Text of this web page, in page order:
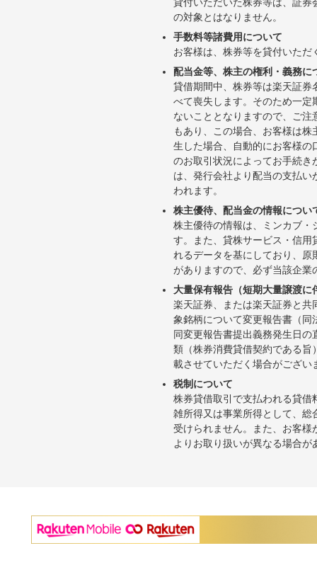
の対象とはなりません。
手数料等諸費用について
お客様は、株券等を貸付いた
配当金等、株主の権利・義務に
貸借期間中、株券等は楽天証
べて喪失します。そのため一
ないこととなりますので、ご
もあり、この場合、お客様は
生した場合、自動的にお客様
のお取引状況によってお手続
は、発行会社より配当の支払
われます。
株主優待、配当金の情報につい
株主優待の情報は、ミンカブ
す。また、貸株サービス・信
れるデータを基にしており、
がありますので、必ず当該企
大量保有報告（短期大量譲渡
楽天証券、または楽天証券と
象銘柄について変更報告書（
同変更報告書提出義務発生日
類（株券消費貸借契約である
載させていただく場合がござ
税制について
株券貸借取引で支払われる貸
雑所得又は事業所得として、
受けられません。また、お客
よりお取り扱いが異なる場合